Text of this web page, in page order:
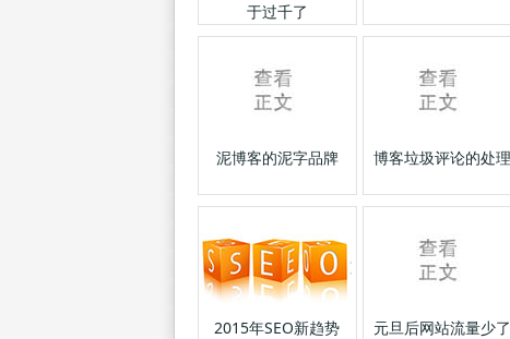
于过千了
泥博客的泥字品牌 博客垃圾评论的处理
2015年SEO新趋势 元旦后网站流量少了